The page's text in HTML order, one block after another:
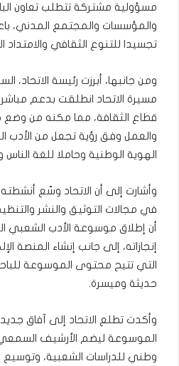
مسؤولية مشتركة تتطلب تعاون
والمؤسسات والمجتمع المدني،
تجسيدا للتنوع الثقافي
ومن جانبها، أبرزت رئيسة الاتحاد،
مسيرة الاتحاد انطلقت بدعم
قطاع الثقافة، مما مكنه من وضع
والعمل وفق رؤية تجعل من الأدب
الهوية الوطنية وحاملا للغة
وأشارت إلى أن الاتحاد وسّع
في مجالات التوثيق والنشر
أن إطلاق موسوعة الأدب الشعبي
إنجازاته، إلى جانب إنشاء المنصة
التي تتيح محتوى الموسوعة
حديثة وميسرة.
وأكدت تطلع الاتحاد إلى آفاق
الموسوعة ليضم الأرشيف السمعي
وطني للدراسات الشعبية، وتوسيع